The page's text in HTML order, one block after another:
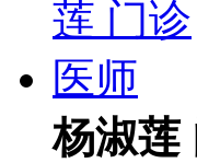
杨淑莲